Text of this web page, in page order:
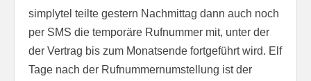
simplytel teilte gestern Nachmittag dann auch noch
per SMS die temporäre Rufnummer mit, unter der
der Vertrag bis zum Monatsende fortgeführt wird. Elf
Tage nach der Rufnummernumstellung ist der